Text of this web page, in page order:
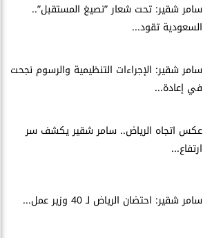
سامر شقير: تحت شعار ”نصيغ المستقبل”..
السعودية تقود...
سامر شقير: الإجراءات التنظيمية والرسوم نجحت
في إعادة...
عكس اتجاه الرياض.. سامر شقير يكشف سر
ارتفاع...
سامر شقير: احتضان الرياض لـ 40 وزير عمل...